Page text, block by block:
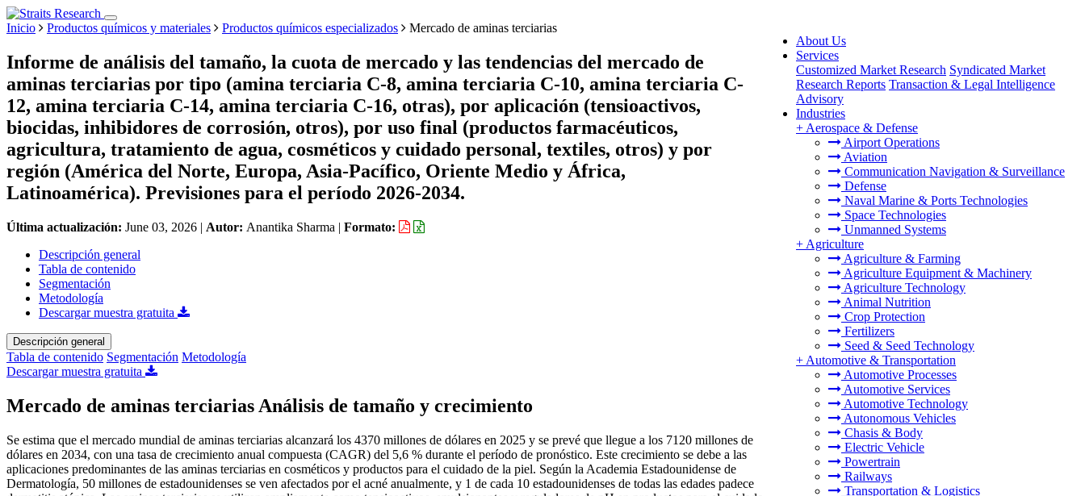
About Us
Services
Customized Market Research Syndicated Market
Research Reports Transaction & Legal Intelligence
Advisory
Industries
+ Aerospace & Defense
Airport Operations
Aviation
Communication Navigation & Surveillance
Defense
Naval Marine & Ports Technologies
Space Technologies
Unmanned Systems
+ Agriculture
Agriculture & Farming
Agriculture Equipment & Machinery
Agriculture Technology
Animal Nutrition
Crop Protection
Fertilizers
Seed & Seed Technology
+ Automotive & Transportation
Automotive Processes
Automotive Services
Automotive Technology
Autonomous Vehicles
Chasis & Body
Electric Vehicle
Powertrain
Railways
Transportation & Logistics
Inicio Productos químicos y materiales Productos químicos especializados Mercado de aminas terciarias
Informe de análisis del tamaño, la cuota de mercado y las tendencias del mercado de
aminas terciarias por tipo (amina terciaria C-8, amina terciaria C-10, amina terciaria C-
12, amina terciaria C-14, amina terciaria C-16, otras), por aplicación (tensioactivos,
biocidas, inhibidores de corrosión, otros), por uso final (productos farmacéuticos,
agricultura, tratamiento de agua, cosméticos y cuidado personal, textiles, otros) y por
región (América del Norte, Europa, Asia-Pacífico, Oriente Medio y África,
Latinoamérica). Previsiones para el período 2026-2034.
Última actualización: June 03, 2026 | Autor: Anantika Sharma | Formato:
Descripción general
Tabla de contenido
Segmentación
Metodología
Descargar muestra gratuita
Descripción general
Tabla de contenido Segmentación Metodología
Descargar muestra gratuita
Mercado de aminas terciarias Análisis de tamaño y crecimiento
Se estima que el mercado mundial de aminas terciarias alcanzará los 4370 millones de dólares en 2025 y se prevé que llegue a los 7120 millones de
dólares en 2034, con una tasa de crecimiento anual compuesta (CAGR) del 5,6 % durante el período de pronóstico. Este crecimiento se debe a las
aplicaciones predominantes de las aminas terciarias en cosméticos y productos para el cuidado de la piel. Según la Academia Estadounidense de
Dermatología, 50 millones de estadounidenses se ven afectados por el acné anualmente, y 1 de cada 10 estadounidenses de todas las edades padece